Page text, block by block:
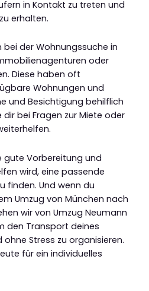
in Kontakt zu treten und
erhalten.
der Wohnungssuche in
oder
Diese haben oft
Wohnungen und
und Besichtigung behilflich
bei Fragen zur Miete oder
gute Vorbereitung und
wird, eine passende
finden. Und wenn du
Umzug von München nach
wir von Umzug Neumann
den Transport deines
Stress zu organisieren.
für ein individuelles